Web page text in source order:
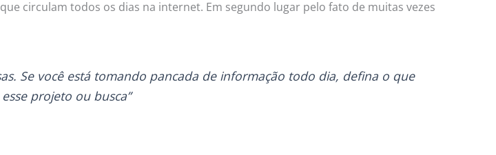
circulam todos os dias na internet. Em segundo lugar pelo fato de muitas vezes
Se você está tomando pancada de informação todo dia, defina o que
projeto ou busca”